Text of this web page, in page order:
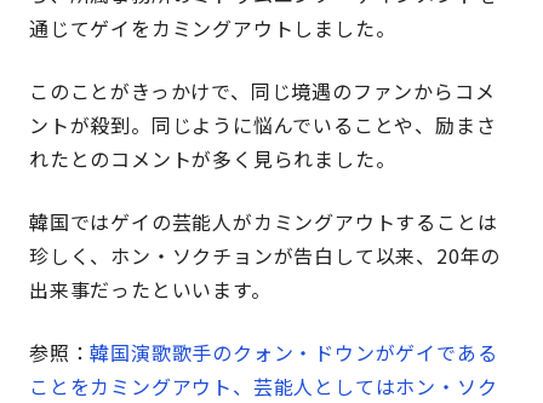
通じてゲイをカミングアウトしました。
このことがきっかけで、同じ境遇のファンからコメ
ントが殺到。同じように悩んでいることや、励まさ
れたとのコメントが多く見られました。
韓国ではゲイの芸能人がカミングアウトすることは
珍しく、ホン・ソクチョンが告白して以来、20年の
出来事だったといいます。
参照：韓国演歌歌手のクォン・ドウンがゲイである
ことをカミングアウト、芸能人としてはホン・ソク